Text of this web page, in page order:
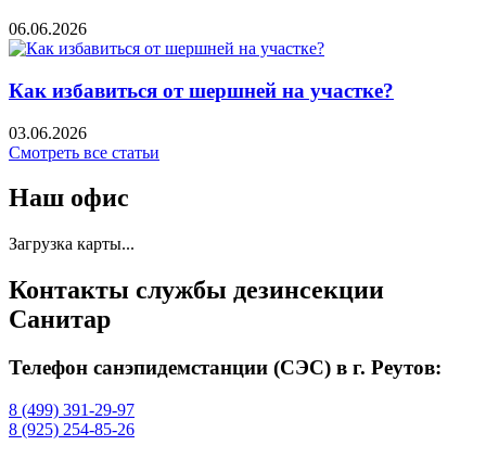
06.06.2026
Как избавиться от шершней на участке?
03.06.2026
Cмотреть все статьи
Наш офис
Загрузка карты...
Контакты службы дезинсекции
Санитар
Телефон санэпидемстанции (СЭС) в г. Реутов:
8 (499) 391-29-97
8 (925) 254-85-26